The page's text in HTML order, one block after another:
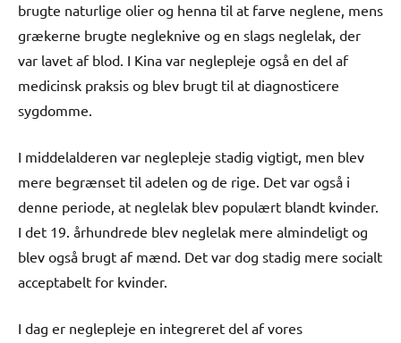
brugte naturlige olier og henna til at farve neglene, mens
grækerne brugte negleknive og en slags neglelak, der
var lavet af blod. I Kina var neglepleje også en del af
medicinsk praksis og blev brugt til at diagnosticere
sygdomme.
I middelalderen var neglepleje stadig vigtigt, men blev
mere begrænset til adelen og de rige. Det var også i
denne periode, at neglelak blev populært blandt kvinder.
I det 19. århundrede blev neglelak mere almindeligt og
blev også brugt af mænd. Det var dog stadig mere socialt
acceptabelt for kvinder.
I dag er neglepleje en integreret del af vores